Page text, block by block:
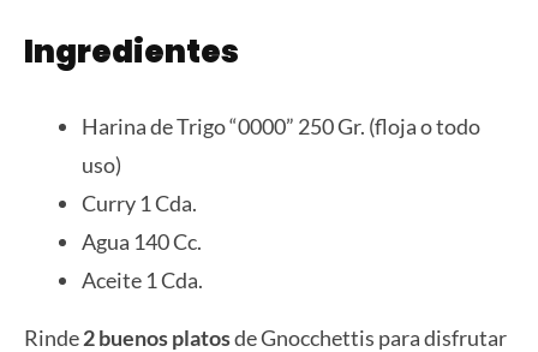
Ingredientes
Harina de Trigo “0000” 250 Gr. (floja o todo
uso)
Curry 1 Cda.
Agua 140 Cc.
Aceite 1 Cda.
Rinde2 buenos platosde Gnocchettis para disfrutar